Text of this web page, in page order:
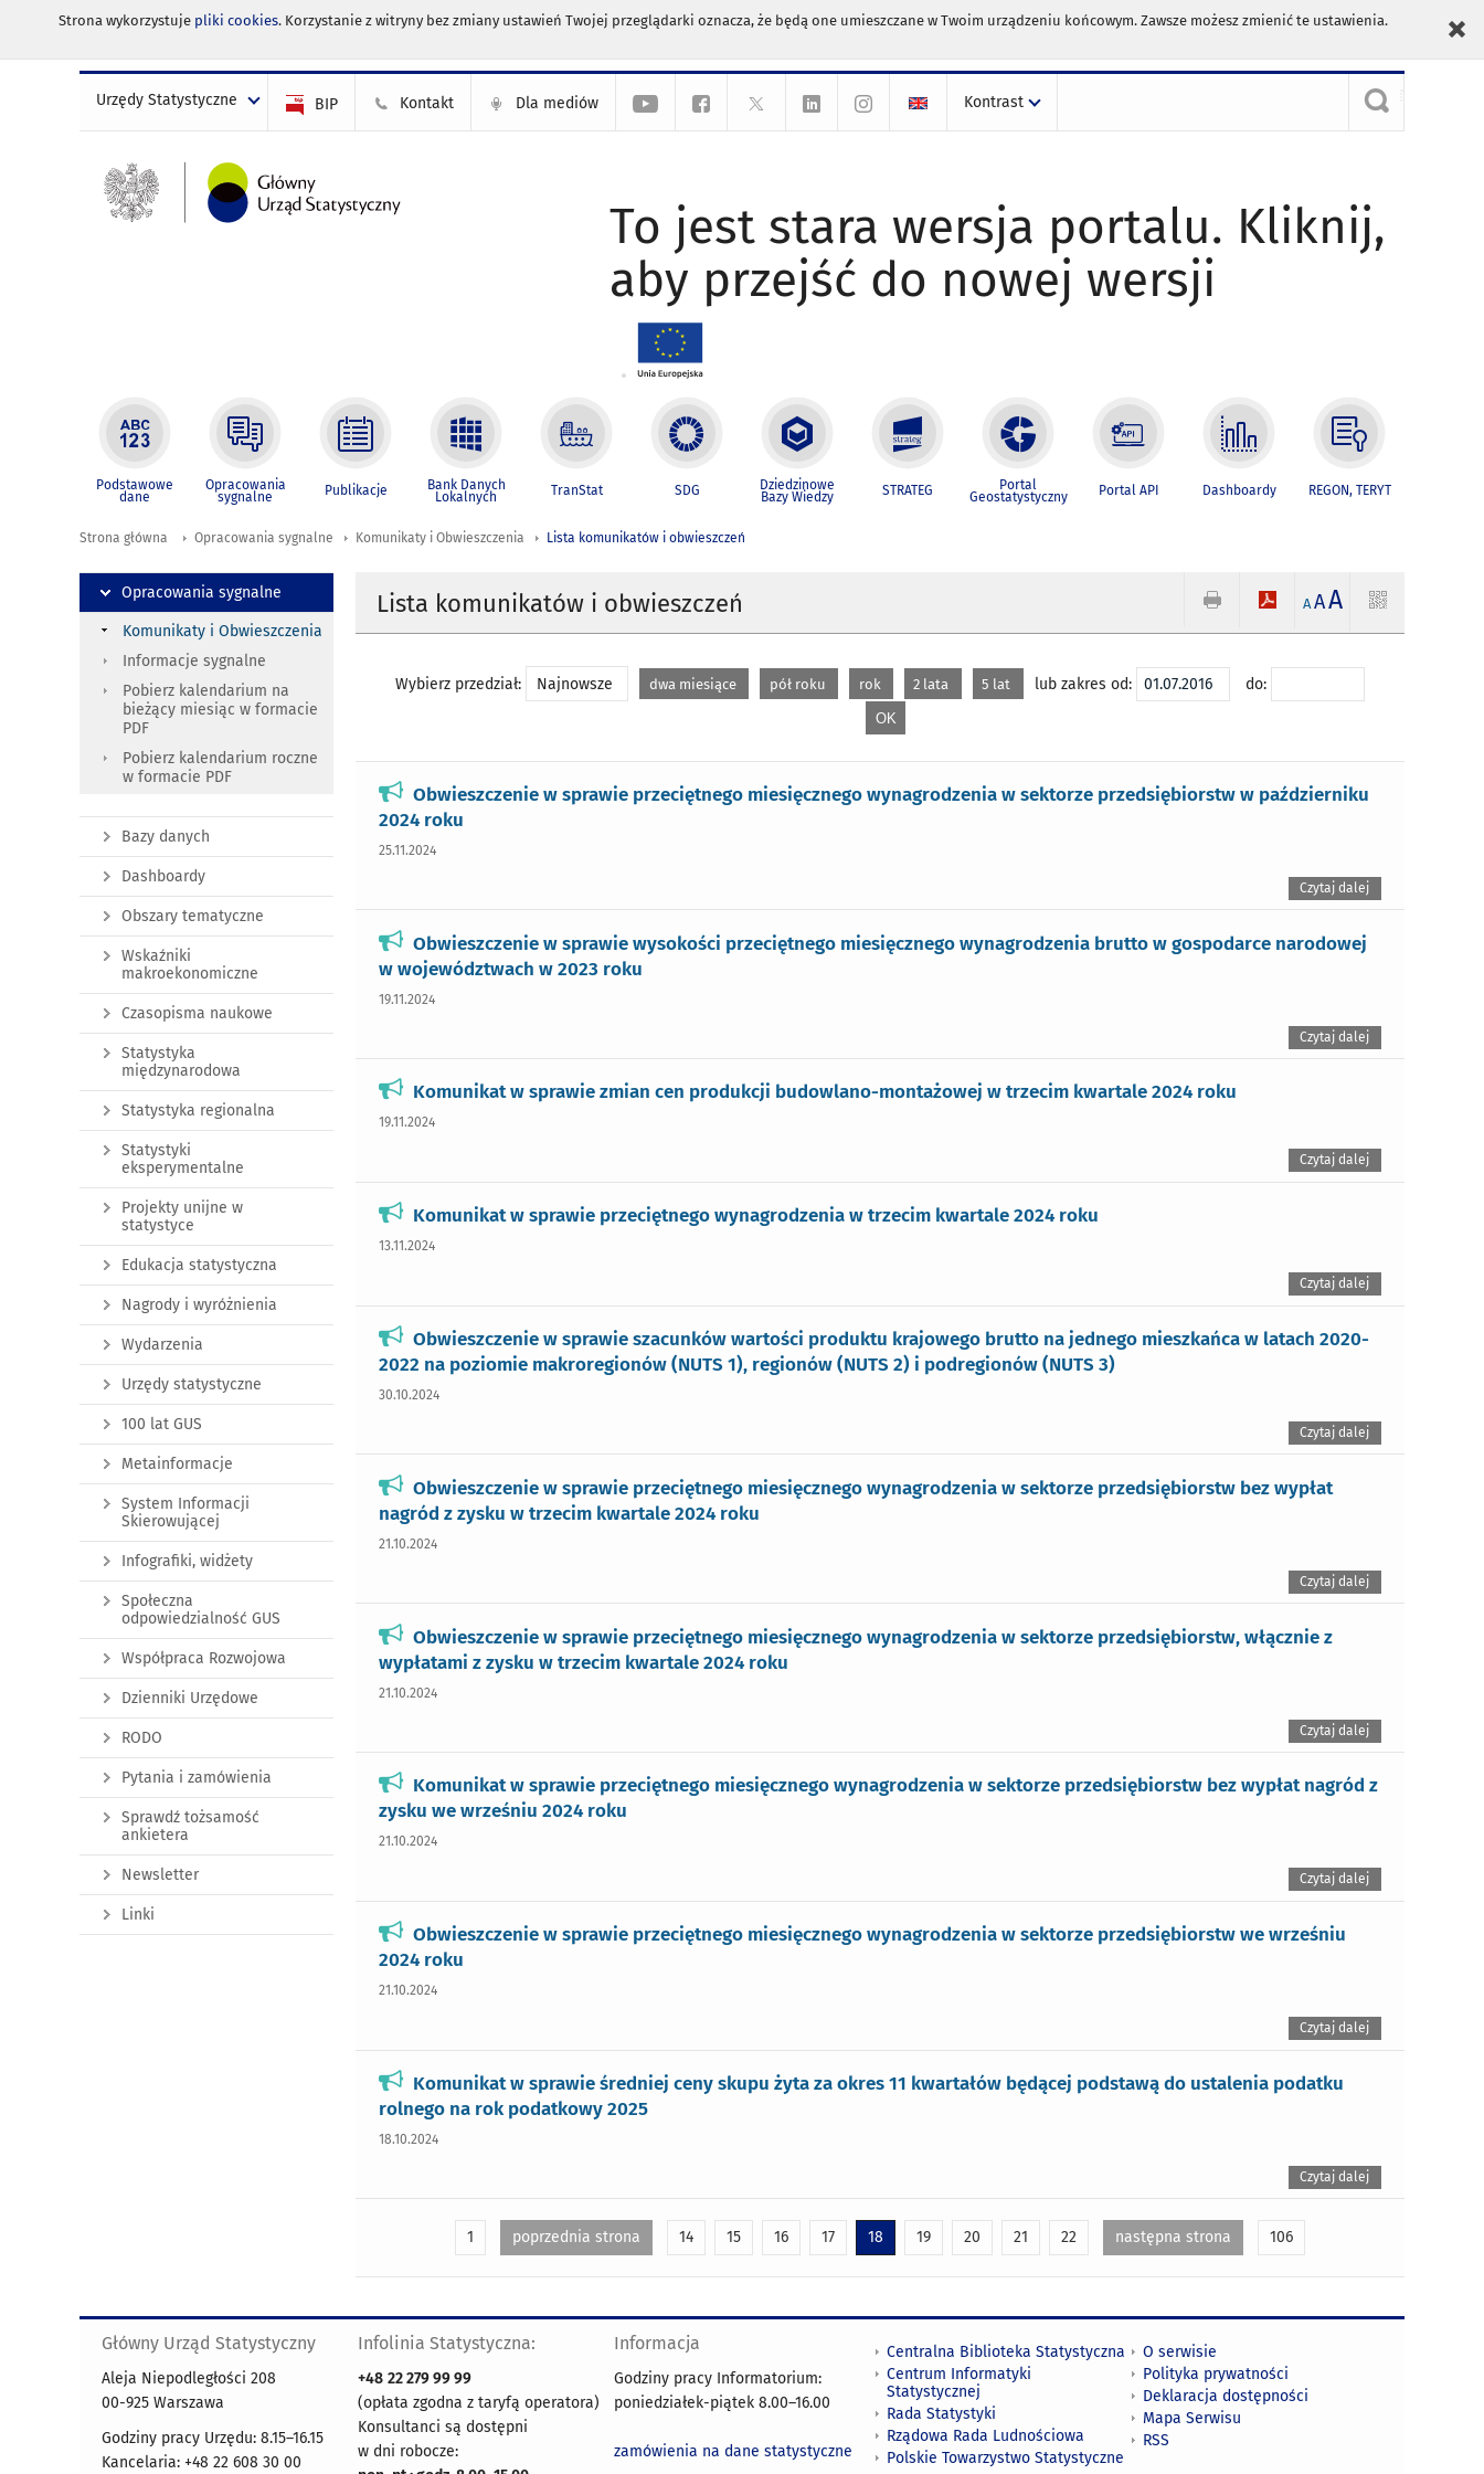
Strona wykorzystuje pliki cookies. Korzystanie z witryny bez zmiany ustawień Twojej przeglądarki oznacza, że będą one umieszczane w Twoim urządzeniu końcowym. Zawsze możesz zmienić te ustawienia.
Urzędy Statystyczne BIP Kontakt Dla mediów Kontrast
To jest stara wersja portalu. Kliknij,
aby przejść do nowej wersji
Podstawowe
dane
Opracowania
sygnalne Publikacje Bank Danych
Lokalnych TranStat SDG Dziedzinowe
Bazy Wiedzy STRATEG Portal
Geostatystyczny Portal API Dashboardy REGON, TERYT
Strona główna Opracowania sygnalne Komunikaty i Obwieszczenia Lista komunikatów i obwieszczeń
Lista komunikatów i obwieszczeń A AA
Wybierz przedział: Najnowsze dwa miesiące pół roku rok 2 lata 5 lat lub zakres od: do:
Obwieszczenie w sprawie przeciętnego miesięcznego wynagrodzenia w sektorze przedsiębiorstw w październiku
2024 roku
25.11.2024
Czytaj dalej
Obwieszczenie w sprawie wysokości przeciętnego miesięcznego wynagrodzenia brutto w gospodarce narodowej
w województwach w 2023 roku
19.11.2024
Czytaj dalej
Komunikat w sprawie zmian cen produkcji budowlano-montażowej w trzecim kwartale 2024 roku
19.11.2024
Czytaj dalej
Komunikat w sprawie przeciętnego wynagrodzenia w trzecim kwartale 2024 roku
13.11.2024
Czytaj dalej
Obwieszczenie w sprawie szacunków wartości produktu krajowego brutto na jednego mieszkańca w latach 2020-
2022 na poziomie makroregionów (NUTS 1), regionów (NUTS 2) i podregionów (NUTS 3)
30.10.2024
Czytaj dalej
Obwieszczenie w sprawie przeciętnego miesięcznego wynagrodzenia w sektorze przedsiębiorstw bez wypłat
nagród z zysku w trzecim kwartale 2024 roku
21.10.2024
Czytaj dalej
Obwieszczenie w sprawie przeciętnego miesięcznego wynagrodzenia w sektorze przedsiębiorstw, włącznie z
wypłatami z zysku w trzecim kwartale 2024 roku
21.10.2024
Czytaj dalej
Komunikat w sprawie przeciętnego miesięcznego wynagrodzenia w sektorze przedsiębiorstw bez wypłat nagród z
zysku we wrześniu 2024 roku
21.10.2024
Czytaj dalej
Obwieszczenie w sprawie przeciętnego miesięcznego wynagrodzenia w sektorze przedsiębiorstw we wrześniu
2024 roku
21.10.2024
Czytaj dalej
Komunikat w sprawie średniej ceny skupu żyta za okres 11 kwartałów będącej podstawą do ustalenia podatku
rolnego na rok podatkowy 2025
18.10.2024
Czytaj dalej
1 poprzednia strona 14 15 16 17 18 19 20 21 22 następna strona 106
Opracowania sygnalne
Komunikaty i Obwieszczenia
Informacje sygnalne
Pobierz kalendarium na
bieżący miesiąc w formacie
PDF
Pobierz kalendarium roczne
w formacie PDF
Bazy danych
Dashboardy
Obszary tematyczne
Wskaźniki
makroekonomiczne
Czasopisma naukowe
Statystyka
międzynarodowa
Statystyka regionalna
Statystyki
eksperymentalne
Projekty unijne w
statystyce
Edukacja statystyczna
Nagrody i wyróżnienia
Wydarzenia
Urzędy statystyczne
100 lat GUS
Metainformacje
System Informacji
Skierowującej
Infografiki, widżety
Społeczna
odpowiedzialność GUS
Współpraca Rozwojowa
Dzienniki Urzędowe
RODO
Pytania i zamówienia
Sprawdź tożsamość
ankietera
Newsletter
Linki
Główny Urząd Statystyczny
Aleja Niepodległości 208
00-925 Warszawa
Godziny pracy Urzędu: 8.15–16.15
Kancelaria: +48 22 608 30 00
Infolinia Statystyczna:
+48 22 279 99 99
(opłata zgodna z taryfą operatora)
Konsultanci są dostępni
w dni robocze:
Informacja
Godziny pracy Informatorium:
poniedziałek-piątek 8.00–16.00
zamówienia na dane statystyczne
Centralna Biblioteka Statystyczna
Centrum Informatyki
Statystycznej
Rada Statystyki
Rządowa Rada Ludnościowa
Polskie Towarzystwo Statystyczne
O serwisie
Polityka prywatności
Deklaracja dostępności
Mapa Serwisu
RSS